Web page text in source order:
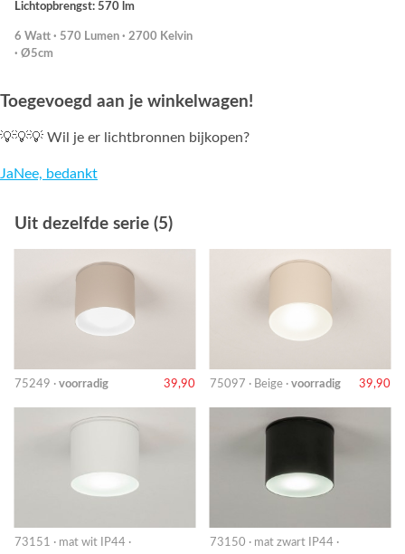
Lichtopbrengst: 570 lm
6 Watt · 570 Lumen · 2700 Kelvin
· Ø5cm
Toegevoegd aan je winkelwagen!
💡💡💡 Wil je er lichtbronnen bijkopen?
JaNee, bedankt
Uit dezelfde serie (5)
75249 · voorradig 39,90 75097 · Beige · voorradig 39,90
73151 · mat wit IP44 ·
73150 · mat zwart IP44 ·